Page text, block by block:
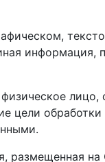
обработки